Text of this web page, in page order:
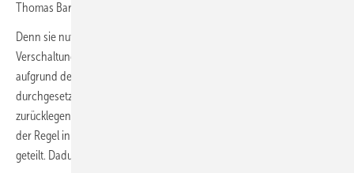
Thomas Bartsch.
Denn sie nutzen die Zellen aus der Industrie. Sie müssen die
Verschaltung anpassen und vor allem die Zellen schneiden. Denn
aufgrund der steigenden Zellgröße haben sich die Halbzellenmodule
durchgesetzt. Dadurch müssen die Elektronen kürzere Wege
zurücklegen, was die Effizienz erhöht. Zudem werden die Module in
der Regel in zwei oder drei separat voneinander funktionierende Teile
geteilt. Dadurch sind sie nicht mehr so anfällig gegen Verschattungen.